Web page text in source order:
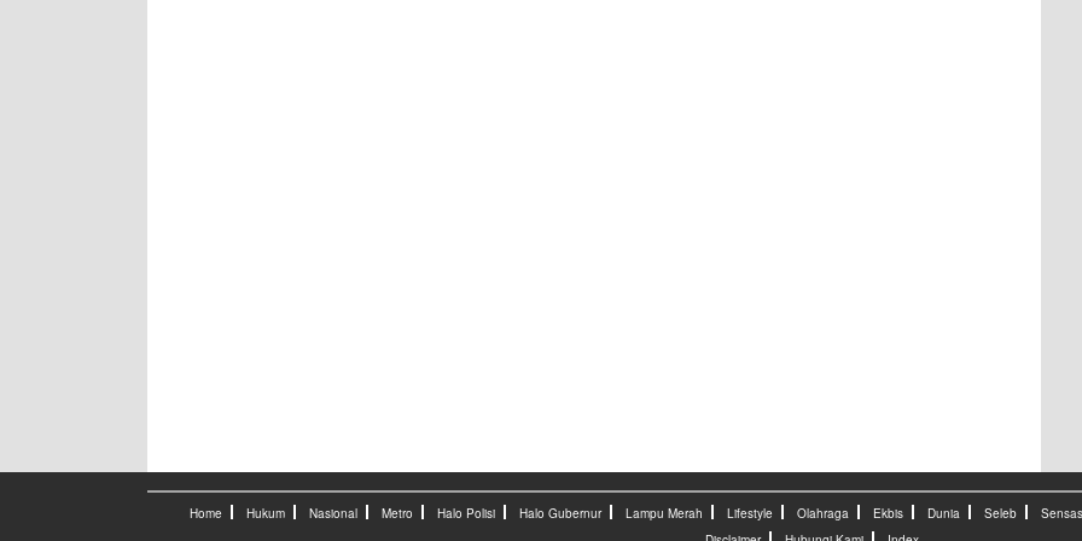
Home Hukum Nasional Metro Halo Polisi Halo Gubernur Lampu Merah Lifestyle Olahraga Ekbis Dunia Seleb